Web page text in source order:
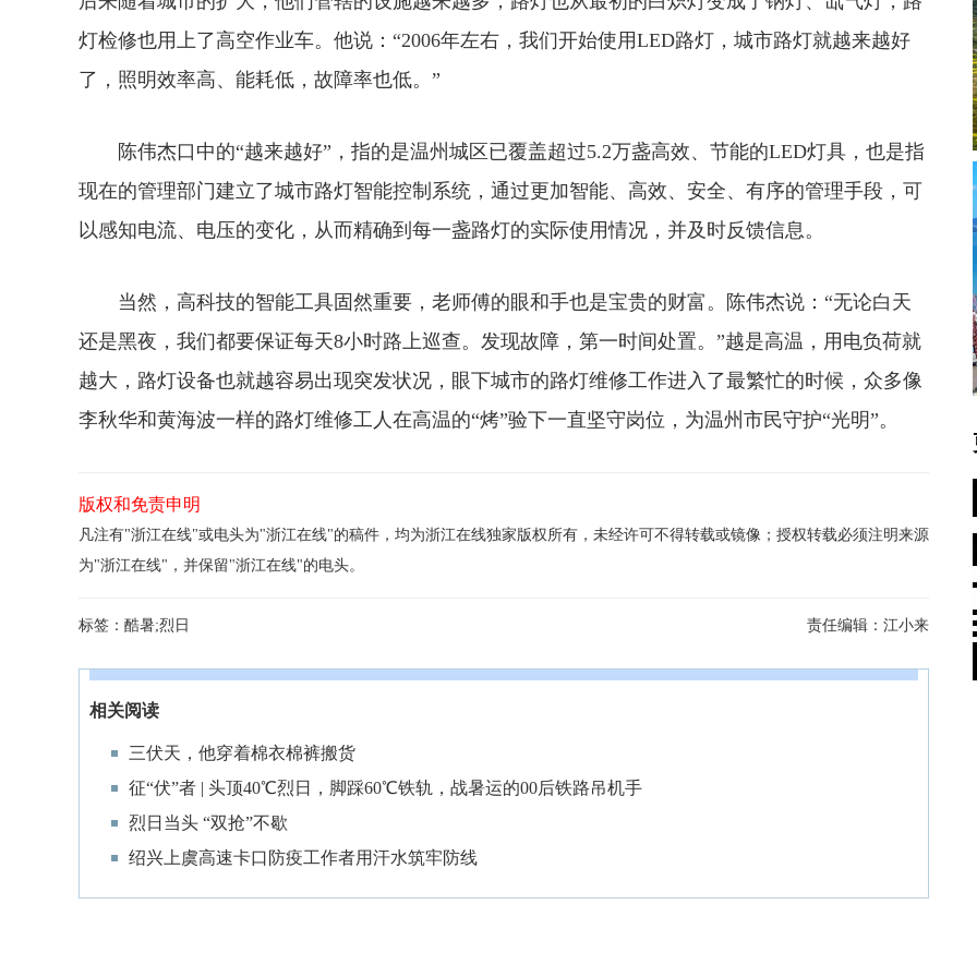
灯检修也用上了高空作业车。他说：“2006年左右，我们开始使用LED路灯，城市路灯就越来越好
了，照明效率高、能耗低，故障率也低。”
陈伟杰口中的“越来越好”，指的是温州城区已覆盖超过5.2万盏高效、节能的LED灯具，也是指
现在的管理部门建立了城市路灯智能控制系统，通过更加智能、高效、安全、有序的管理手段，可
以感知电流、电压的变化，从而精确到每一盏路灯的实际使用情况，并及时反馈信息。
当然，高科技的智能工具固然重要，老师傅的眼和手也是宝贵的财富。陈伟杰说：“无论白天
还是黑夜，我们都要保证每天8小时路上巡查。发现故障，第一时间处置。”越是高温，用电负荷就
越大，路灯设备也就越容易出现突发状况，眼下城市的路灯维修工作进入了最繁忙的时候，众多像
李秋华和黄海波一样的路灯维修工人在高温的“烤”验下一直坚守岗位，为温州市民守护“光明”。
版权和免责申明
凡注有"浙江在线"或电头为"浙江在线"的稿件，均为浙江在线独家版权所有，未经许可不得转载或镜像；授权转载必须注明来源
为"浙江在线"，并保留"浙江在线"的电头。
标签： 酷暑;烈日 责任编辑： 江小来
相关阅读
三伏天，他穿着棉衣棉裤搬货
征“伏”者 | 头顶40℃烈日，脚踩60℃铁轨，战暑运的00后铁路吊机手
烈日当头 “双抢”不歇
绍兴上虞高速卡口防疫工作者用汗水筑牢防线